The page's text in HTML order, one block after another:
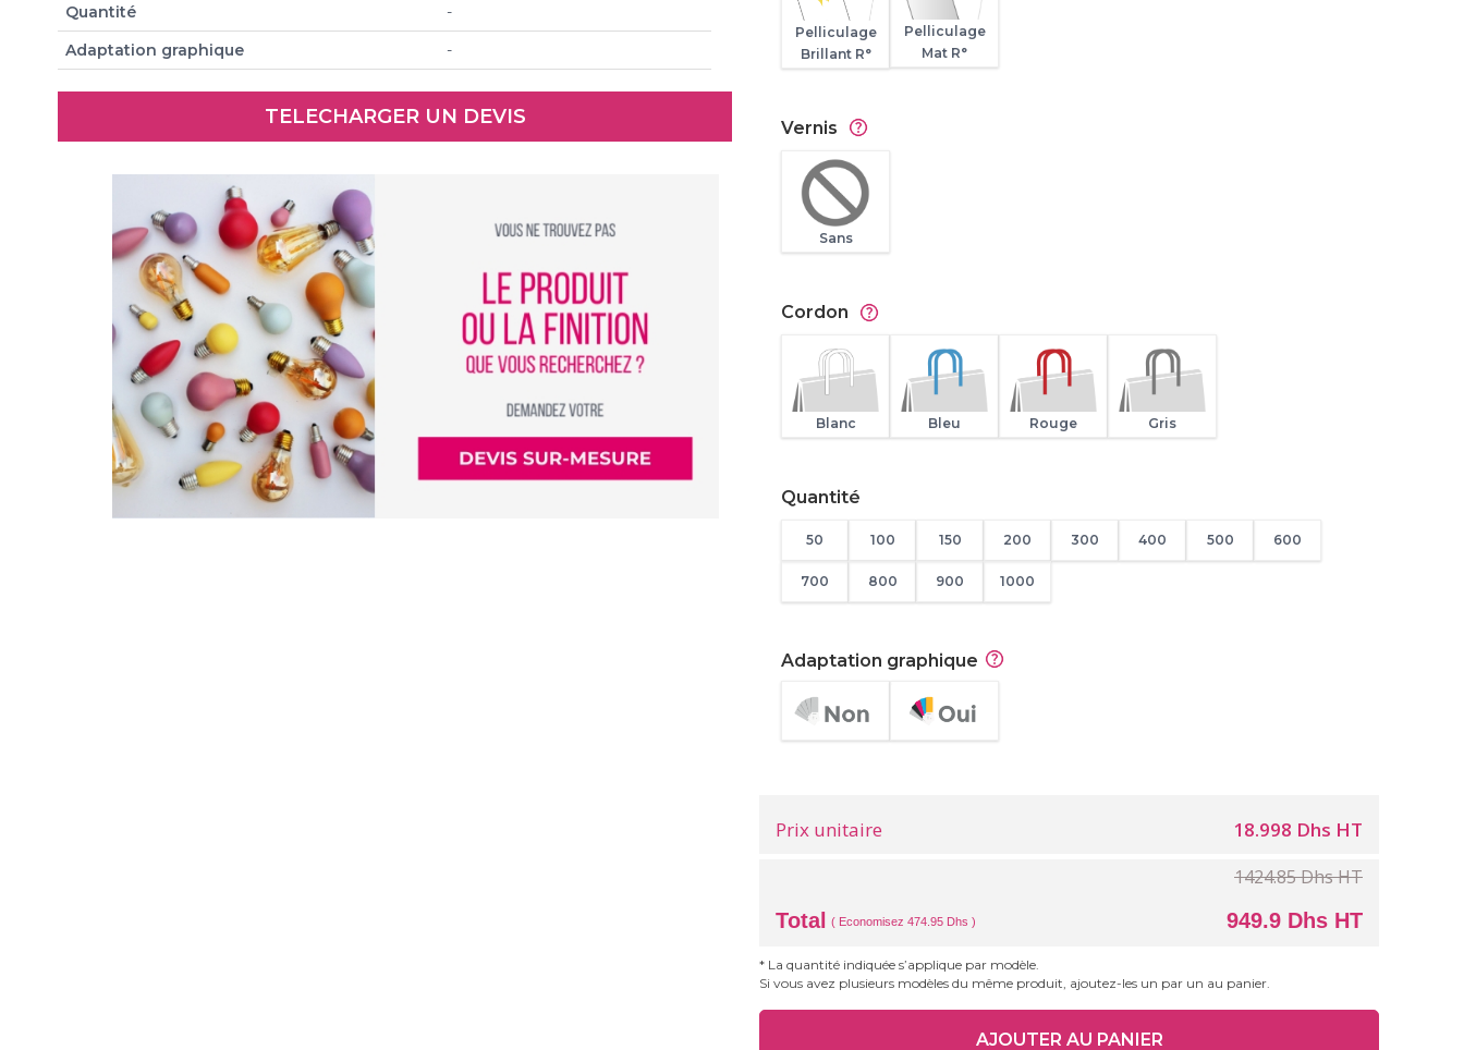
Adaptation graphique -
Quantité -
Pelliculage
Brillant R°
Pelliculage
Mat R°
Vernis
Sans
Cordon
Blanc Bleu Rouge Gris
Quantité
50 100 150 200 300 400 500 600
700 800 900 1000
Adaptation graphique
Prix unitaire 18.998 Dhs HT
1424.85 Dhs HT
Total
( Economisez 474.95 Dhs ) 949.9 Dhs HT
* La quantité indiquée s’applique par modèle.
Si vous avez plusieurs modèles du même produit, ajoutez-les un par un au panier.